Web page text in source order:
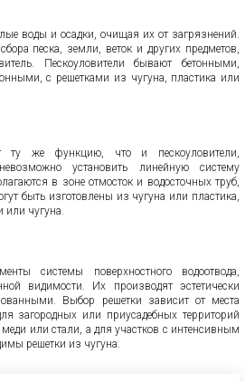
воды и осадки, очищая их от загрязнений.
песка, земли, веток и других предметов,
Пескоуловители бывают бетонными,
с решетками из чугуна, пластика или
ту же функцию, что и пескоуловители,
установить линейную систему
в зоне отмосток и водосточных труб,
быть изготовлены из чугуна или пластика,
или чугуна.
системы поверхностного водоотвода,
видимости. Их производят эстетически
Выбор решетки зависит от места
загородных или приусадебных территорий
меди или стали, а для участков с интенсивным
решетки из чугуна.